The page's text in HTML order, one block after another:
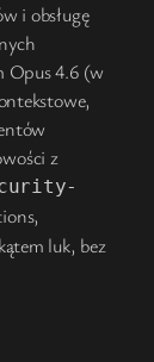
i obsługę
Opus 4.6 (w
z
luk, bez